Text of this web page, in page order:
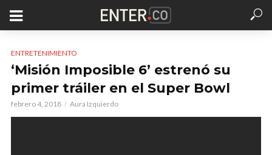
ENTRETENIMIENTO
‘Misión Imposible 6’ estrenó su
primer tráiler en el Super Bowl
febrero 4, 2018 Aura Izquierdo